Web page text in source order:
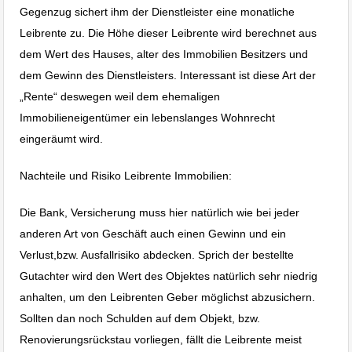
Gegenzug sichert ihm der Dienstleister eine monatliche
Leibrente zu. Die Höhe dieser Leibrente wird berechnet aus
dem Wert des Hauses, alter des Immobilien Besitzers und
dem Gewinn des Dienstleisters. Interessant ist diese Art der
„Rente“ deswegen weil dem ehemaligen
Immobilieneigentümer ein lebenslanges Wohnrecht
eingeräumt wird.
Nachteile und Risiko Leibrente Immobilien:
Die Bank, Versicherung muss hier natürlich wie bei jeder
anderen Art von Geschäft auch einen Gewinn und ein
Verlust,bzw. Ausfallrisiko abdecken. Sprich der bestellte
Gutachter wird den Wert des Objektes natürlich sehr niedrig
anhalten, um den Leibrenten Geber möglichst abzusichern.
Sollten dan noch Schulden auf dem Objekt, bzw.
Renovierungsrückstau vorliegen, fällt die Leibrente meist